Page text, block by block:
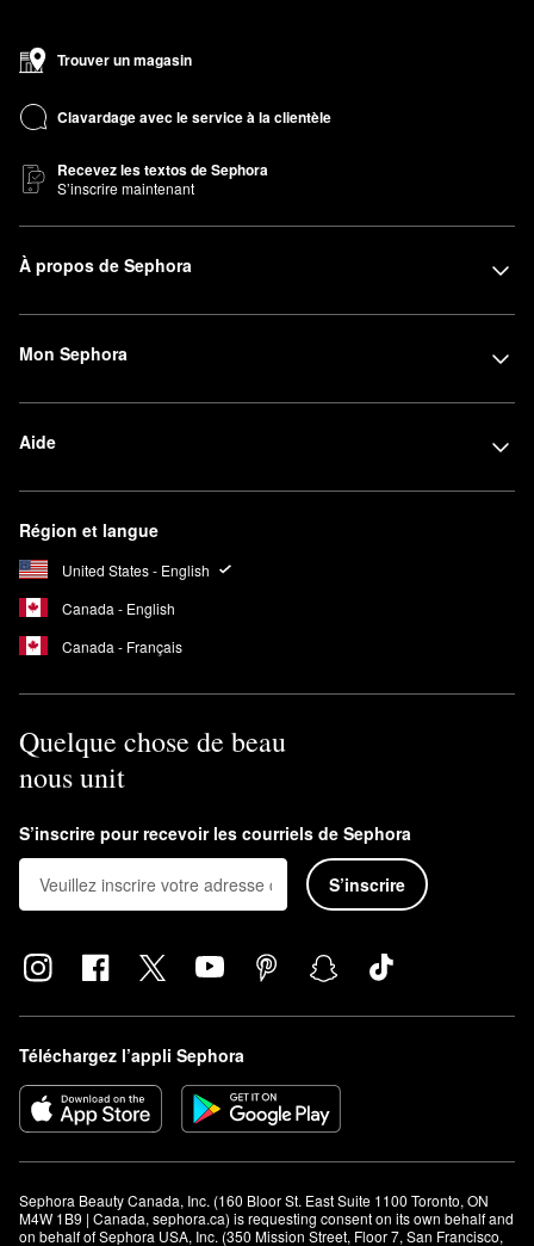
Trouver un magasin
Clavardage avec le service à la clientèle
Recevez les textos de Sephora
S’inscrire maintenant
À propos de Sephora
Mon Sephora
Aide
Région et langue
United States - English
Canada - English
Canada - Français
Quelque chose de beau
nous unit
S’inscrire pour recevoir les courriels de Sephora
S’inscrire
Téléchargez l’appli Sephora
Sephora Beauty Canada, Inc. (160 Bloor St. East Suite 1100 Toronto, ON
M4W 1B9 | Canada, sephora.ca) is requesting consent on its own behalf and
on behalf of Sephora USA, Inc. (350 Mission Street, Floor 7, San Francisco,